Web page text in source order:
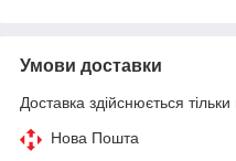
Умови доставки
Доставка здійснюється
Нова Пошта